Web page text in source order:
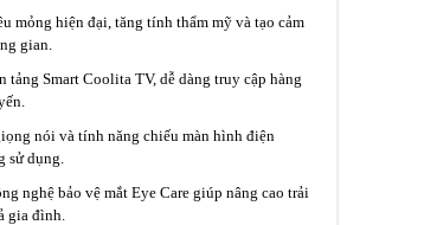
mỏng hiện đại, tăng tính thẩm mỹ và tạo cảm
gian.
Smart Coolita TV, dễ dàng truy cập hàng
nói và tính năng chiếu màn hình điện
sử dụng.
nghệ bảo vệ mắt Eye Care giúp nâng cao trải
gia đình.